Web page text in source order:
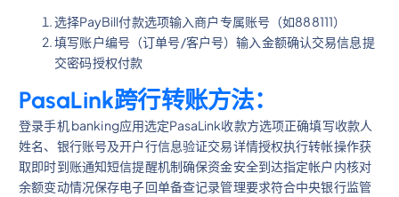
选择PayBill付款选项输入商户专属账号（如888111）
填写账户编号（订单号/客户号）输入金额确认交易信息提
交密码授权付款
PasaLink跨行转账方法：
登录手机 banking应用选定PasaLink收款方选项正确填写收款人
姓名、银行账号及开户行信息验证交易详情授权执行转帐操作获
取即时到账通知短信提醒机制确保资金安全到达指定帐户内核对
余额变动情况保存电子回单备查记录管理要求符合中央银行监管